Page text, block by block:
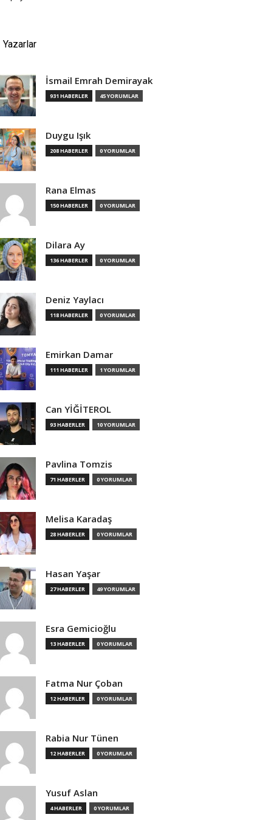
Yazarlar
İsmail Emrah Demirayak
931 HABERLER 45 YORUMLAR
Duygu Işık
208 HABERLER 0 YORUMLAR
Rana Elmas
150 HABERLER 0 YORUMLAR
Dilara Ay
136 HABERLER 0 YORUMLAR
Deniz Yaylacı
118 HABERLER 0 YORUMLAR
Emirkan Damar
111 HABERLER 1 YORUMLAR
Can YİĞİTEROL
93 HABERLER 10 YORUMLAR
Pavlina Tomzis
71 HABERLER 0 YORUMLAR
Melisa Karadaş
28 HABERLER 0 YORUMLAR
Hasan Yaşar
27 HABERLER 49 YORUMLAR
Esra Gemicioğlu
13 HABERLER 0 YORUMLAR
Fatma Nur Çoban
12 HABERLER 0 YORUMLAR
Rabia Nur Tünen
12 HABERLER 0 YORUMLAR
Yusuf Aslan
4 HABERLER 0 YORUMLAR